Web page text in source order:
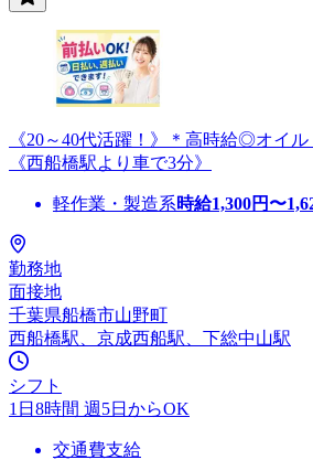
《20～40代活躍！》＊高時給◎オイ
《西船橋駅より車で3分》
軽作業・製造系時給1,300円〜
勤務地
面接地
千葉県船橋市山野町
西船橋駅、京成西船駅、下総中山駅
シフト
1日8時間 週5日からOK
交通費支給